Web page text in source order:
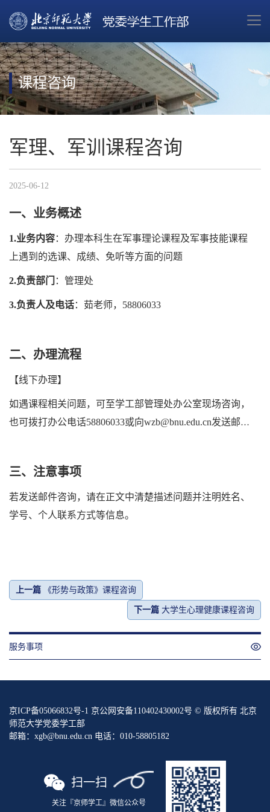
课程咨询
军理、军训课程咨询
2025-06-12
一、业务概述
1.业务内容：办理本科生在军事理论课程及军事技能课程
上遇到的选课、成绩、免听等方面的问题
2.负责部门 ：管理处
3.负责人及电话：茹老师，58806033
二、办理流程
【线下办理】
如遇课程相关问题，可至学工部管理处办公室现场咨询，
也可拨打办公电话58806033或向wzb@bnu.edu.cn发送邮件
三、注意事项
若发送邮件咨询，请在正文中清楚描述问题并注明姓名、
学号、个人联系方式等信息。
上一篇 《形势与政策》课程咨询
下一篇 大学生心理健康课程咨询
服务事项
京ICP备05066832号-1 京公网安备110402430002号 © 版权所有 北京
师范大学党委学工部
邮箱：xgb@bnu.edu.cn 电话：010-58805182
扫一扫
关注『京师学工』微信公众号